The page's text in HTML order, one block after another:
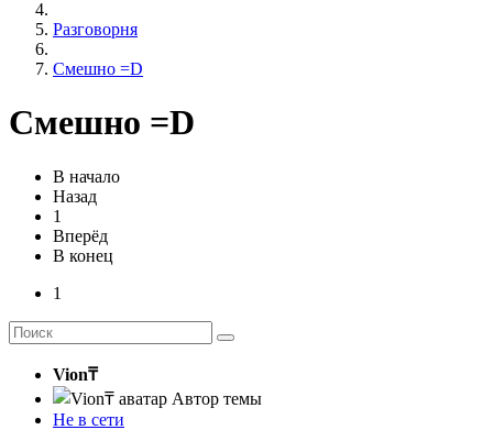
Разговорня
Смешно =D
Смешно =D
В начало
Назад
1
Вперёд
В конец
1
Vion₸
Автор темы
Не в сети